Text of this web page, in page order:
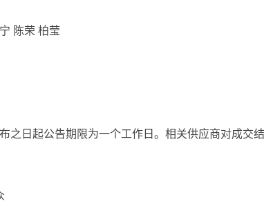
陈荣 柏莹
之日起公告期限为一个工作日。相关供应商对成交